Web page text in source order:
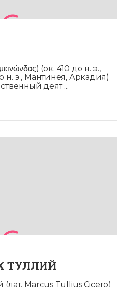
и организации
движения
(ок. 410 до н. э.,
э., Мантинея, Аркадия)
деят ...
ТУЛЛИЙ
Marcus Tullius Cicero)